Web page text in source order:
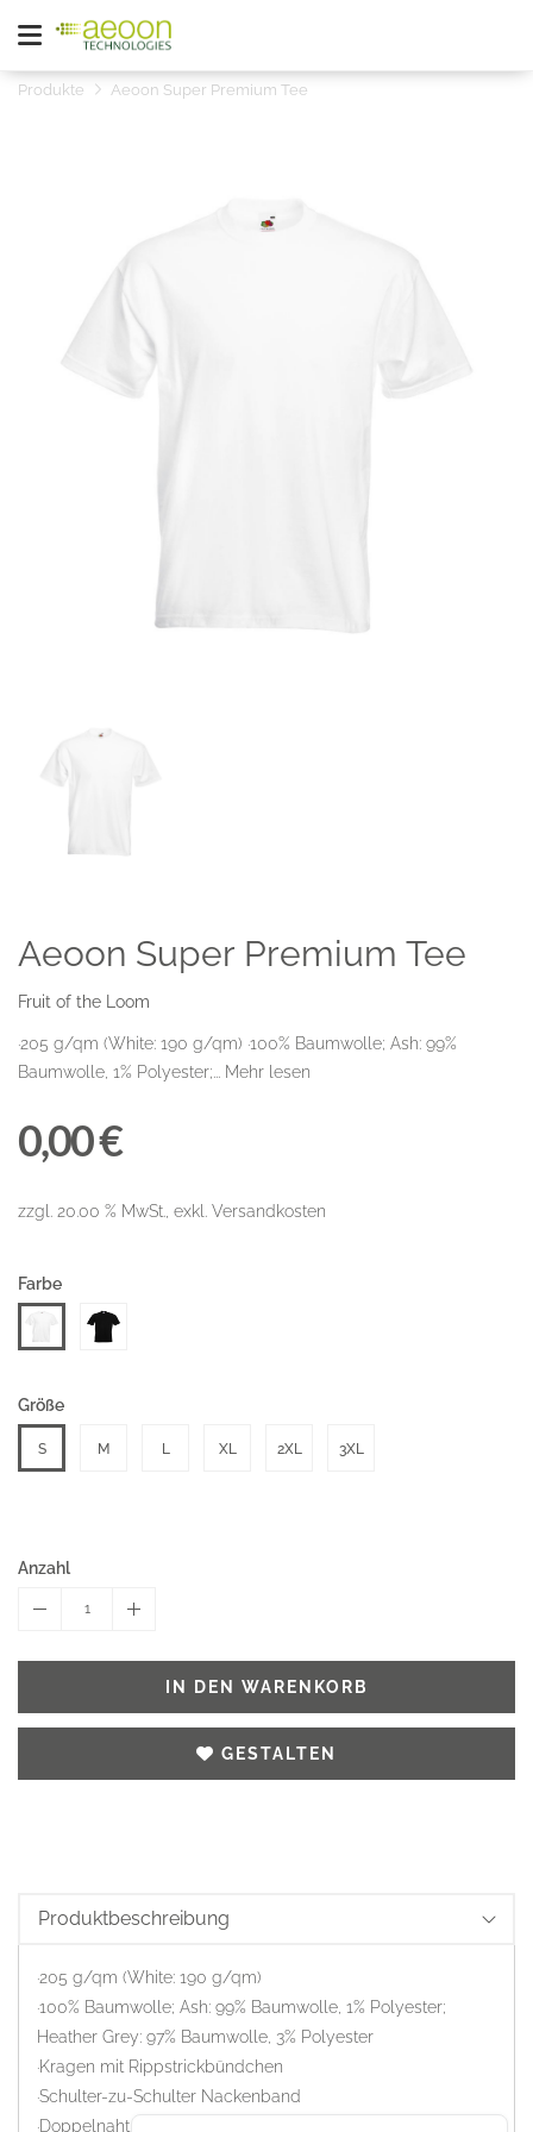
Produkte Aeoon Super Premium Tee
Aeoon Super Premium Tee
Fruit of the Loom
·205 g/qm (White: 190 g/qm) ·100% Baumwolle; Ash: 99%
Baumwolle, 1% Polyester;...
Mehr lesen
0,00 €
zzgl. 20.00 % MwSt., exkl. Versandkosten
Farbe
Größe
S M L XL 2XL 3XL
Anzahl
1
IN DEN WARENKORB
GESTALTEN
Produktbeschreibung
·205 g/qm (White: 190 g/qm)
·100% Baumwolle; Ash: 99% Baumwolle, 1% Polyester;
Heather Grey: 97% Baumwolle, 3% Polyester
·Kragen mit Rippstrickbündchen
·Schulter-zu-Schulter Nackenband
·Doppelnaht an Kragen, Ärmelabschluss und Bund